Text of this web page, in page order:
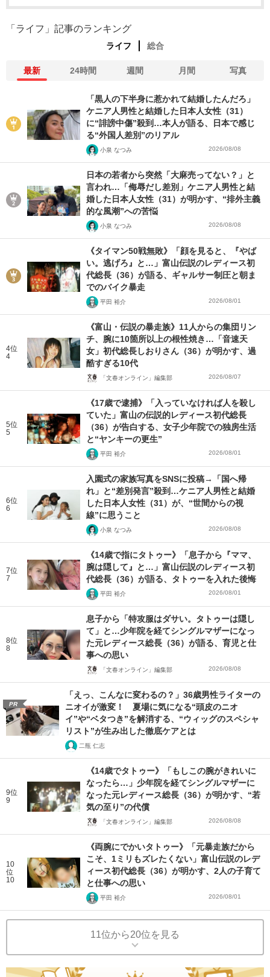
「ライフ」記事のランキング
ライフ 総合
最新 24時間 週間 月間 写真
「黒人の下半身に惹かれて結婚したんだろ」
ケニア人男性と結婚した日本人女性（31）
に“誹謗中傷”殺到…本人が語る、日本で感じ
る“外国人差別”のリアル
小泉 なつみ 2026/08/08
日本の若者から突然「大麻売ってない？」と
言われ…「侮辱だし差別」ケニア人男性と結
婚した日本人女性（31）が明かす、“排外主義
的な風潮”への苦悩
小泉 なつみ 2026/08/08
《タイマン50戦無敗》「顔を見ると、『やば
い。逃げろ』と…」富山伝説のレディース初
代総長（36）が語る、ギャルサー制圧と朝ま
でのバイク暴走
平田 裕介 2026/08/01
4位
4
《富山・伝説の暴走族》11人からの集団リン
チ、腕に10箇所以上の根性焼き…「音速天
女」初代総長しおりさん（36）が明かす、過
酷すぎる10代
「文春オンライン」編集部 2026/08/07
5位
5
《17歳で逮捕》「入っていなければ人を殺し
ていた」富山の伝説的レディース初代総長
（36）が告白する、女子少年院での独房生活
と“ヤンキーの更生”
平田 裕介 2026/08/01
6位
6
入園式の家族写真をSNSに投稿→「国へ帰
れ」と“差別発言”殺到…ケニア人男性と結婚
した日本人女性（31）が、“世間からの視
線”に思うこと
小泉 なつみ 2026/08/08
7位
7
《14歳で指にタトゥー》「息子から『ママ、
腕は隠して』と…」富山伝説のレディース初
代総長（36）が語る、タトゥーを入れた後悔
平田 裕介 2026/08/01
8位
8
息子から「特攻服はダサい。タトゥーは隠し
て」と…少年院を経てシングルマザーになっ
た元レディース総長（36）が語る、育児と仕
事への思い
「文春オンライン」編集部 2026/08/08
PR
「えっ、こんなに変わるの？」36歳男性ライターの
ニオイが激変！ 夏場に気になる“頭皮のニオ
イ”や“ベタつき”を解消する、“ウィッグのスペシャ
リスト”が生み出した徹底ケアとは
二瓶 仁志
9位
9
《14歳でタトゥー》「もしこの腕がきれいに
なったら…」少年院を経てシングルマザーに
なった元レディース総長（36）が明かす、“若
気の至り”の代償
「文春オンライン」編集部 2026/08/08
10
位
10
《両腕にでかいタトゥー》「元暴走族だから
こそ、1ミリもズレたくない」富山伝説のレデ
ィース初代総長（36）が明かす、2人の子育て
と仕事への思い
平田 裕介 2026/08/01
11位から20位を見る